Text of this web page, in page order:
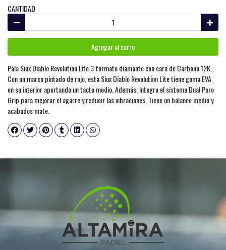
CANTIDAD
Agregar al carro
Pala Siux Diablo Revolution Lite 3 formato diamante con cara de Carbono 12K.
Con un marco pintado de rojo, esta Siux Diablo Revolution Lite tiene goma EVA
en su interior aportando un tacto medio. Además, integra el sistema Dual Poro
Grip para mejorar el agarre y reducir las vibraciones. Tiene un balance medio y
acabados mate.